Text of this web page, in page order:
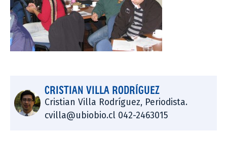
CRISTIAN VILLA RODRÍGUEZ
Cristian Villa Rodríguez, Periodista.
cvilla@ubiobio.cl 042-2463015